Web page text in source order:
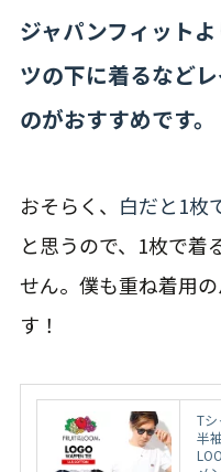
ジャパンフィット
ツの下に着るなど
のがおすすめです。
おそらく、 白だと1枚
と思うので、1枚で着
せん。僕も重ね着用
す！
Tシ
半